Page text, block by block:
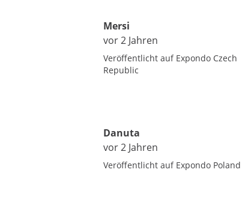
Mersi
vor 2 Jahren
Veröffentlicht auf Expondo Czech
Republic
Danuta
vor 2 Jahren
Veröffentlicht auf Expondo Poland